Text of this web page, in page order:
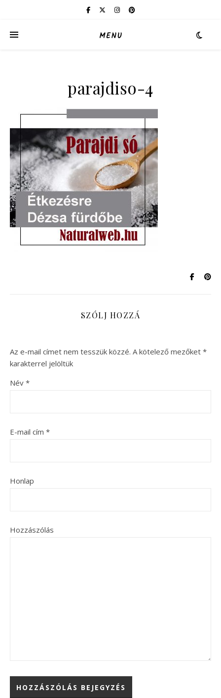
MENU
parajdiso-4
SZÓLJ HOZZÁ
Az e-mail címet nem tesszük közzé. A kötelező mezőket *
karakterrel jelöltük
Név *
E-mail cím *
Honlap
Hozzászólás